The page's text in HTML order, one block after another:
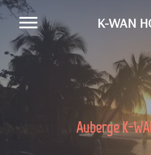
K-WAN
Auberge K-